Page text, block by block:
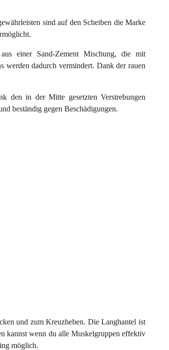
sind auf den Scheiben die Marke
einer Sand-Zement Mischung, die mit
werden dadurch vermindert. Dank der rauen
den in der Mitte gesetzten Verstrebungen
beständig gegen Beschädigungen.
und zum Kreuzheben. Die Langhantel ist
kannst wenn du alle Muskelgruppen effektiv
möglich.